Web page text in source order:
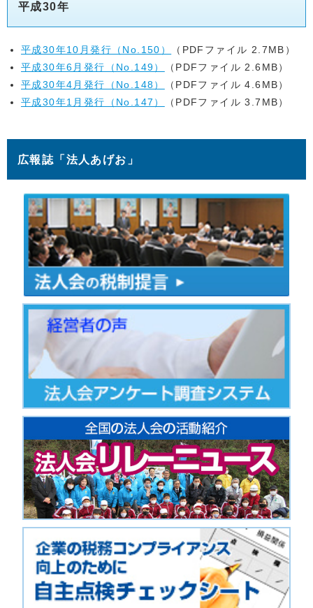
平成30年
平成30年10月発行（No.150）
（PDFファイル 2.7MB）
平成30年6月発行（No.149）
（PDFファイル 2.6MB）
平成30年4月発行（No.148）
（PDFファイル 4.6MB）
平成30年1月発行（No.147）
（PDFファイル 3.7MB）
広報誌「法人あげお」